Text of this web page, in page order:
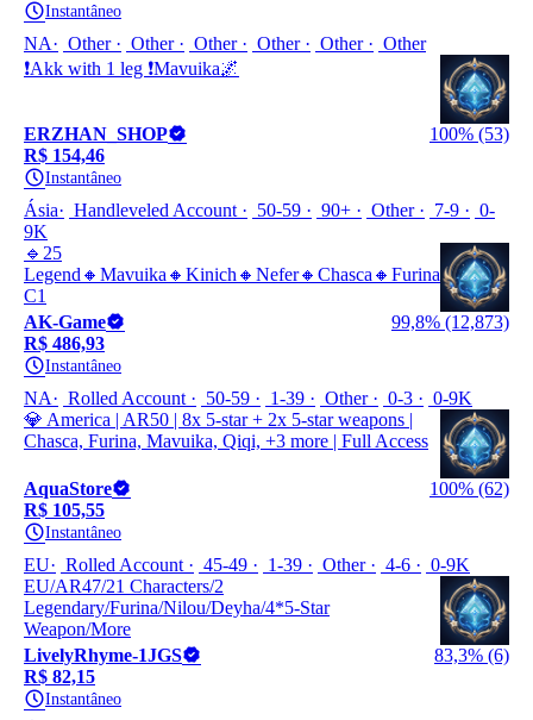
Instantâneo
NA Other Other Other Other Other
Other
❗Akk with 1 leg ❗Mavuika🌌
ERZHAN_SHOP
100% (53)
R$ 154,46
Instantâneo
Ásia Handleveled Account 50-59 90+ Other 7-9
0-
9K
🔹25
Legend🔸Mavuika🔸Kinich🔸Nefer🔸Chasca🔸Furina
C1
AK-Game
99,8% (12,873)
R$ 486,93
Instantâneo
NA Rolled Account 50-59 1-39 Other 0-3
0-9K
💎 America | AR50 | 8x 5-star + 2x 5-star weapons |
Chasca, Furina, Mavuika, Qiqi, +3 more | Full Access
AquaStore
100% (62)
R$ 105,55
Instantâneo
EU Rolled Account 45-49 1-39 Other 4-6
0-9K
EU/AR47/21 Characters/2
Legendary/Furina/Nilou/Deyha/4*5-Star
Weapon/More
LivelyRhyme-1JGS
83,3% (6)
R$ 82,15
Instantâneo